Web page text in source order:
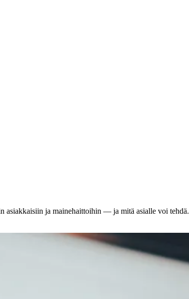
asiakkaisiin ja mainehaittoihin — ja mitä asialle voi tehdä.